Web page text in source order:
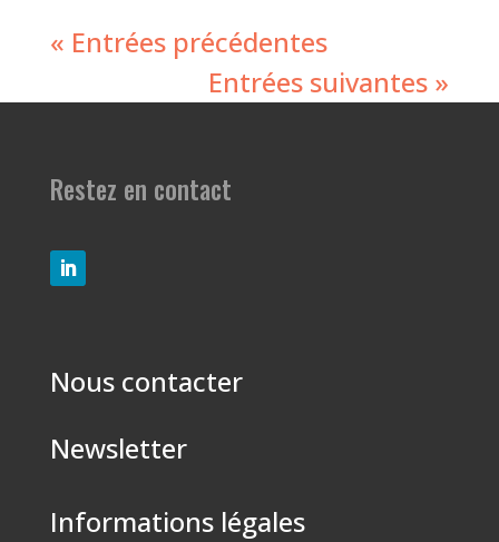
« Entrées précédentes
Entrées suivantes »
Restez en contact
Nous contacter
Newsletter
Informations légales